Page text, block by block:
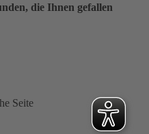
die Ihnen gefallen
Seite